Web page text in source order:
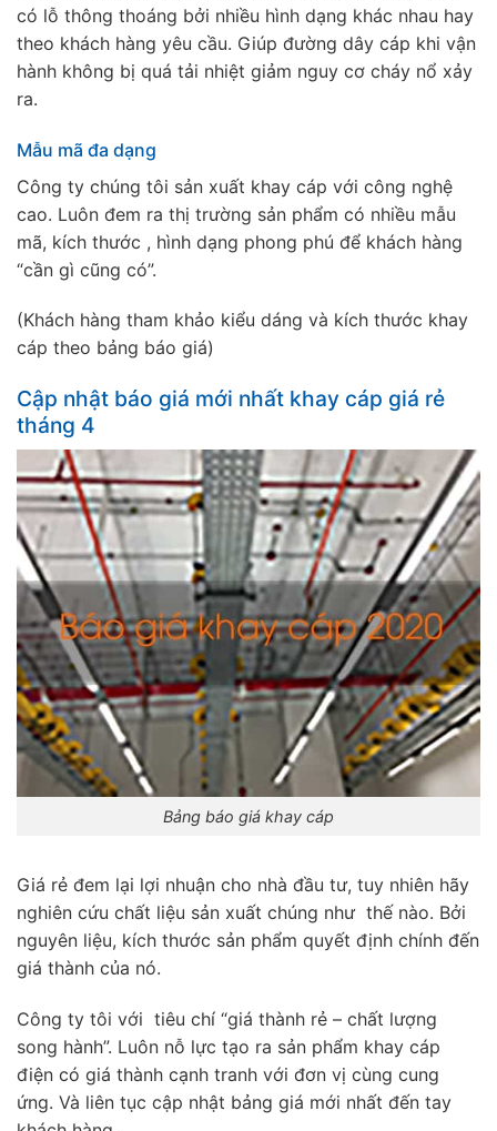
có lỗ thông thoáng bởi nhiều hình dạng khác nhau hay
theo khách hàng yêu cầu. Giúp đường dây cáp khi vận
hành không bị quá tải nhiệt giảm nguy cơ cháy nổ xảy
ra.
Mẫu mã đa dạng
Công ty chúng tôi sản xuất khay cáp với công nghệ
cao. Luôn đem ra thị trường sản phẩm có nhiều mẫu
mã, kích thước , hình dạng phong phú để khách hàng
“cần gì cũng có”.
(Khách hàng tham khảo kiểu dáng và kích thước khay
cáp theo bảng báo giá)
Cập nhật báo giá mới nhất khay cáp giá rẻ
tháng 4
Bảng báo giá khay cáp
Giá rẻ đem lại lợi nhuận cho nhà đầu tư, tuy nhiên hãy
nghiên cứu chất liệu sản xuất chúng như thế nào. Bởi
nguyên liệu, kích thước sản phẩm quyết định chính đến
giá thành của nó.
Công ty tôi với tiêu chí “giá thành rẻ – chất lượng
song hành”. Luôn nỗ lực tạo ra sản phẩm khay cáp
điện có giá thành cạnh tranh với đơn vị cùng cung
ứng. Và liên tục cập nhật bảng giá mới nhất đến tay